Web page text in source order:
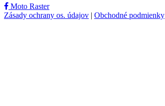
Moto Raster
Zásady ochrany os. údajov | Obchodné podmienky